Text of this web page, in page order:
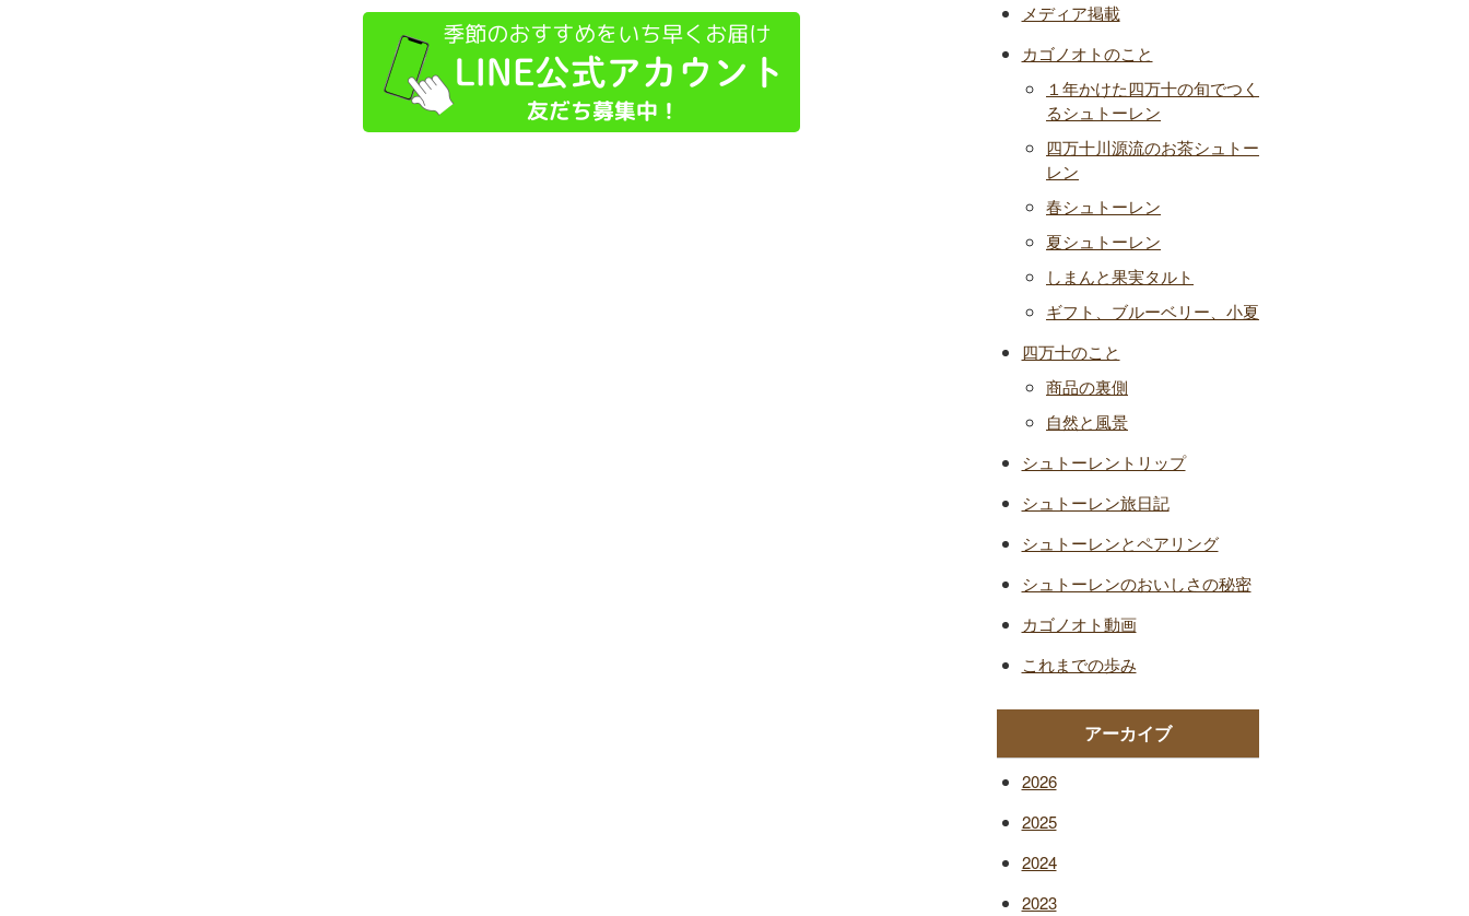
メディア掲載
カゴノオトのこと
１年かけた四万十の旬でつく
るシュトーレン
四万十川源流のお茶シュトー
レン
春シュトーレン
夏シュトーレン
しまんと果実タルト
ギフト、ブルーベリー、小夏
四万十のこと
商品の裏側
自然と風景
シュトーレントリップ
シュトーレン旅日記
シュトーレンとペアリング
シュトーレンのおいしさの秘密
カゴノオト動画
これまでの歩み
アーカイブ
2026
2025
2024
2023